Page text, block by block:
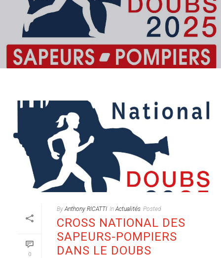
0
By Anthony RICATTI In Actualités Posted
CROSS NATIONAL DES
SAPEURS-POMPIERS
DANS LE DOUBS